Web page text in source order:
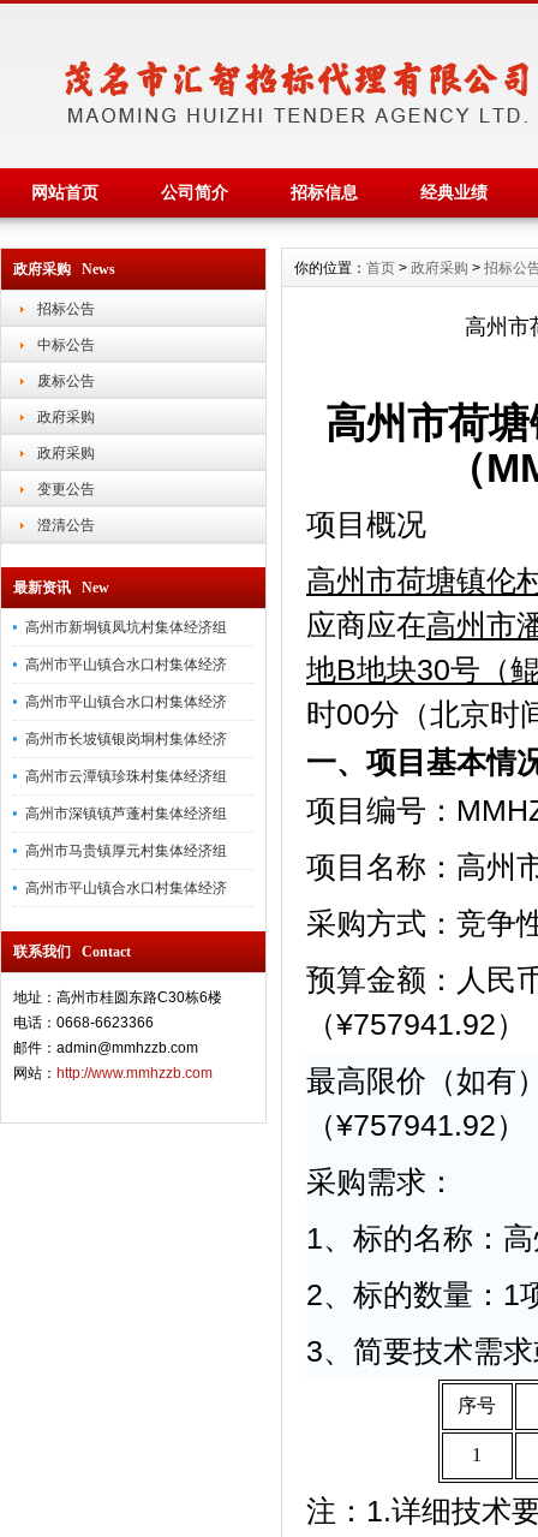
网站首页 公司简介 招标信息 经典业绩
政府采购 News
招标公告
中标公告
废标公告
政府采购
政府采购
变更公告
澄清公告
最新资讯 New
高州市新垌镇凤坑村集体经济组
高州市平山镇合水口村集体经济
高州市平山镇合水口村集体经济
高州市长坡镇银岗垌村集体经济
高州市云潭镇珍珠村集体经济组
高州市深镇镇芦蓬村集体经济组
高州市马贵镇厚元村集体经济组
高州市平山镇合水口村集体经济
联系我们 Contact
地址：高州市桂圆东路C30栋6楼
电话：0668-6623366
邮件：admin@mmhzzb.com
网站： http://www.mmhzzb.com
你的位置： 首页 > 政府采购 > 招标公
高州市
高州市荷
（
项目概况
高州市荷塘镇伦
应商应在高州市
地B地块30号（
时00分（北京时
一、项目基本情
项目编号：
项目名称：高州
采购方式：竞争
预算金额：人民
（¥757941.92）
最高限价（如有
（¥757941.92）
采购需求：
1、标的名称：
2、标的数量：1
3、简要技术需
序号
1
注： 1.详细技术